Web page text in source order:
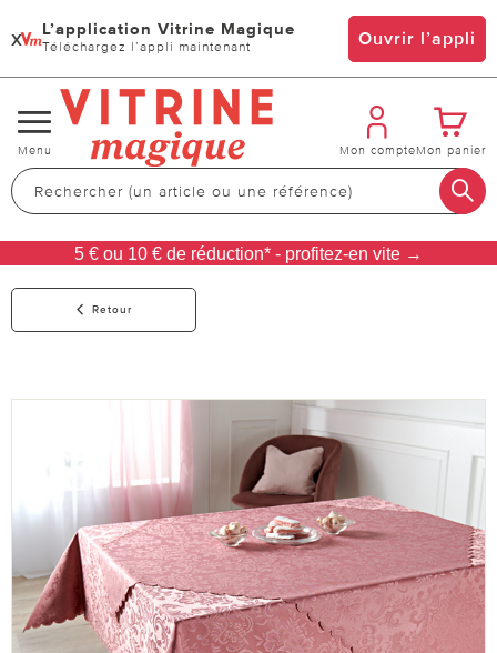
x L’application Vitrine Magique
Téléchargez l’appli maintenant Ouvrir l’appli
Changer
de
navigation
Menu Mon compteMon panier
5 € ou 10 € de réduction* - profitez-en vite →
Retour